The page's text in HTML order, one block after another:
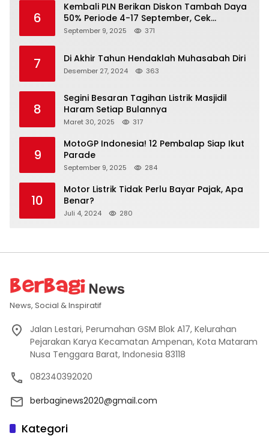
6
Kembali PLN Berikan Diskon Tambah Daya
50% Periode 4-17 September, Cek
Ketentuannya!
September 9, 2025 371
7 Di Akhir Tahun Hendaklah Muhasabah Diri
Desember 27, 2024 363
8
Segini Besaran Tagihan Listrik Masjidil
Haram Setiap Bulannya
Maret 30, 2025 317
9
MotoGP Indonesia! 12 Pembalap Siap Ikut
Parade
September 9, 2025 284
10
Motor Listrik Tidak Perlu Bayar Pajak, Apa
Benar?
Juli 4, 2024 280
News, Social & Inspiratif
Jalan Lestari, Perumahan GSM Blok A17, Kelurahan
Pejarakan Karya Kecamatan Ampenan, Kota Mataram
Nusa Tenggara Barat, Indonesia 83118
082340392020
berbaginews2020@gmail.com
Kategori